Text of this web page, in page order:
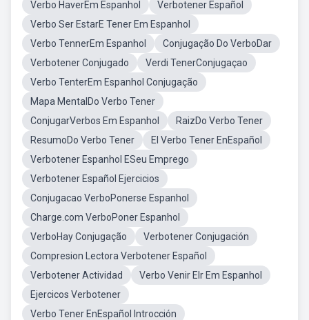
Verbo HaverEm Espanhol
Verbotener Español
Verbo Ser EstarE Tener Em Espanhol
Verbo TennerEm Espanhol
Conjugação Do VerboDar
Verbotener Conjugado
Verdi TenerConjugaçao
Verbo TenterEm Espanhol Conjugação
Mapa MentalDo Verbo Tener
ConjugarVerbos Em Espanhol
RaizDo Verbo Tener
ResumoDo Verbo Tener
El Verbo Tener EnEspañol
Verbotener Espanhol ESeu Emprego
Verbotener Español Ejercicios
Conjugacao VerboPonerse Espanhol
Charge.com VerboPoner Espanhol
VerboHay Conjugação
Verbotener Conjugación
Compresion Lectora Verbotener Español
Verbotener Actividad
Verbo Venir EIr Em Espanhol
Ejercicos Verbotener
Verbo Tener EnEspañol Introcción